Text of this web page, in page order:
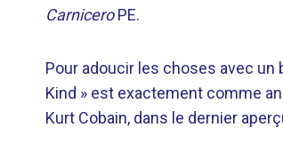
CarniceroPE.
Pour adoucir les choses avec un
Kind » est exactement comme
Kurt Cobain, dans le dernier